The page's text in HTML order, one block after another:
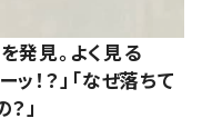
発見。よく見る
！？」「なぜ落ちて
」